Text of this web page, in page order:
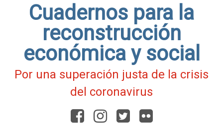
Cuadernos para la
reconstrucción
económica y social
Por una superación justa de la crisis
del coronavirus
FacebookInstagram
TwitterFlickr